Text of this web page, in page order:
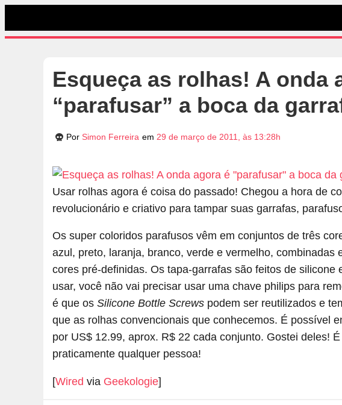
Esqueça as rolhas! A onda
“parafusar” a boca da
Por Simon Ferreira em 29 de março de 2011, às 13:28h
Usar rolhas agora é coisa do passado! Chegou a hora de
revolucionário e criativo para tampar suas garrafas,
Os super coloridos parafusos vêm em conjuntos de três
azul, preto, laranja, branco, verde e vermelho, combinadas
cores pré-definidas. Os tapa-garrafas são feitos de silicone
usar, você não vai precisar usar uma chave philips para
é que os Silicone Bottle Screws podem ser reutilizados e
que as rolhas convencionais que conhecemos. É possível
por US$ 12.99, aprox. R$ 22 cada conjunto. Gostei deles!
praticamente qualquer pessoa!
[Wired via Geekologie]